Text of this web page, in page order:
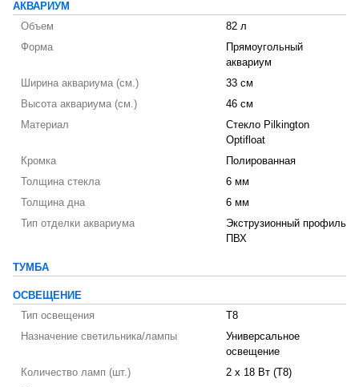
АКВАРИУМ
Объем
82 л
Форма
Прямоугольный
аквариум
Ширина аквариума (см.)
33 см
Высота аквариума (см.)
46 см
Материал
Стекло Pilkington
Optifloat
Кромка
Полированная
Толщина стекла
6 мм
Толщина дна
6 мм
Тип отделки аквариума
Экструзионный профиль
ПВХ
ТУМБА
ОСВЕЩЕНИЕ
Тип освещения
T8
Назначение светильника/лампы
Универсальное
освещение
Количество ламп (шт.)
2 х 18 Вт (T8)